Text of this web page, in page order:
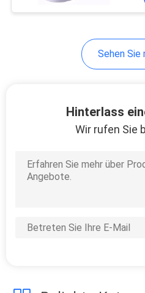
Entferner
Sehen Sie
Hinterlass
Wir rufen Sie